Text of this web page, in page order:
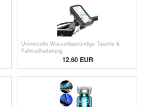
Universelle Wasserbeständige Tasche &
Fahrradhalterung
12,60 EUR